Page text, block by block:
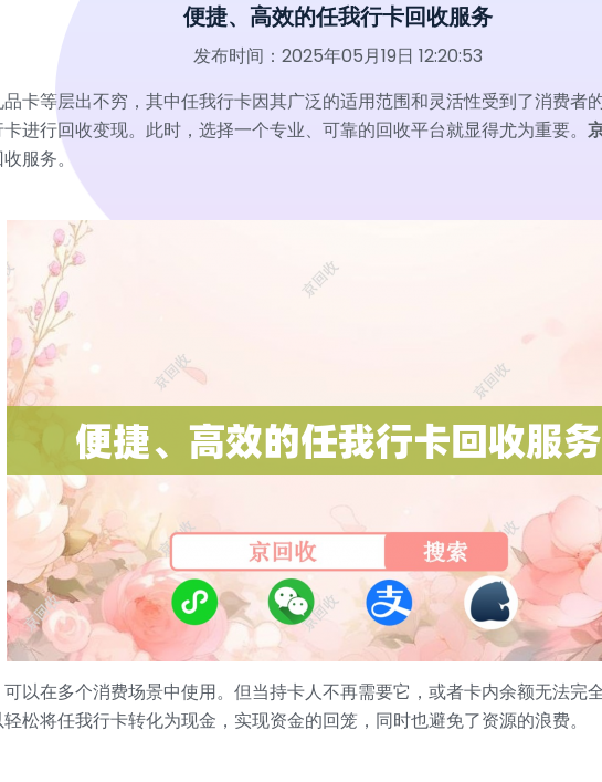
便捷、高效的任我行卡回收服务
发布时间：2025年05月19日 12:20:53
卡等层出不穷，其中任我行卡因其广泛的适用范围和灵活性受到了消费者
进行回收变现。此时，选择一个专业、可靠的回收平台就显得尤为重要。
服务。
以在多个消费场景中使用。但当持卡人不再需要它，或者卡内余额无法完
松将任我行卡转化为现金，实现资金的回笼，同时也避免了资源的浪费。